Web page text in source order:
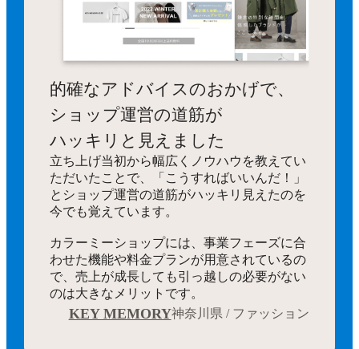
的確なアドバイスのおかげで、
ショップ運営の道筋が
ハッキリと見えました
立ち上げ当初から幅広くノウハウを教えてい
ただいたことで、「こうすればいいんだ！」
とショップ運営の道筋がハッキリ見えたのを
今でも覚えています。
カラーミーショップには、事業フェーズに合
わせた機能や料金プランが用意されているの
で、売上が成長しても引っ越しの必要がない
のは大きなメリットです。
KEY MEMORY神奈川県 / ファッション